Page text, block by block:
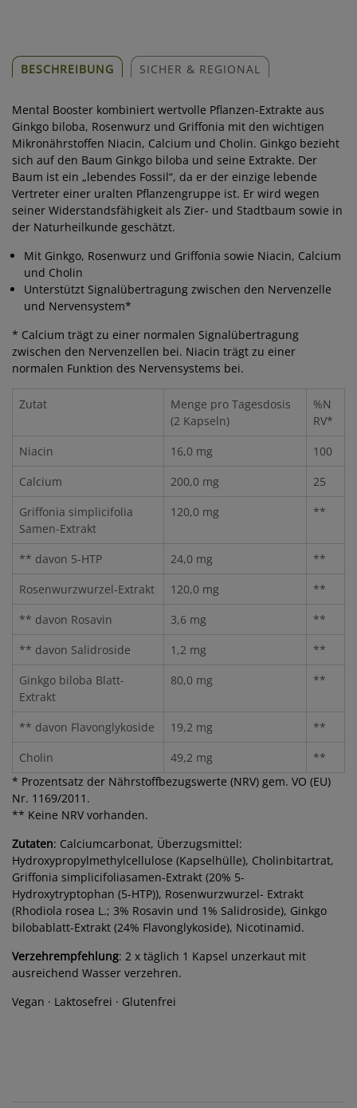
BESCHREIBUNG SICHER & REGIONAL
Mental Booster kombiniert wertvolle Pflanzen-Extrakte aus
Ginkgo biloba, Rosenwurz und Griffonia mit den wichtigen
Mikronährstoffen Niacin, Calcium und Cholin. Ginkgo bezieht
sich auf den Baum Ginkgo biloba und seine Extrakte. Der
Baum ist ein „lebendes Fossil“, da er der einzige lebende
Vertreter einer uralten Pflanzengruppe ist. Er wird wegen
seiner Widerstandsfähigkeit als Zier- und Stadtbaum sowie in
der Naturheilkunde geschätzt.
Mit Ginkgo, Rosenwurz und Griffonia sowie Niacin, Calcium
und Cholin
Unterstützt Signalübertragung zwischen den Nervenzelle
und Nervensystem*
* Calcium trägt zu einer normalen Signalübertragung
zwischen den Nervenzellen bei. Niacin trägt zu einer
normalen Funktion des Nervensystems bei.
Zutat
Menge pro Tagesdosis
(2 Kapseln)
%N
RV*
Niacin
16,0 mg
100
Calcium
200,0 mg
25
Griffonia simplicifolia
Samen-Extrakt
120,0 mg **
** davon 5-HTP 24,0 mg
**
Rosenwurzwurzel-Extrakt
120,0 mg
**
** davon Rosavin
3,6 mg
**
** davon Salidroside
1,2 mg
**
Ginkgo biloba Blatt-
Extrakt
80,0 mg **
** davon Flavonglykoside 19,2 mg
**
Cholin
49,2 mg
**
* Prozentsatz der Nährstoffbezugswerte (NRV) gem. VO (EU)
Nr. 1169/2011.
** Keine NRV vorhanden.
Zutaten: Calciumcarbonat, Überzugsmittel:
Hydroxypropylmethylcellulose (Kapselhülle), Cholinbitartrat,
Griffonia simplicifoliasamen-Extrakt (20% 5-
Hydroxytryptophan (5-HTP)), Rosenwurzwurzel- Extrakt
(Rhodiola rosea L.; 3% Rosavin und 1% Salidroside), Ginkgo
bilobablatt-Extrakt (24% Flavonglykoside), Nicotinamid.
Verzehrempfehlung: 2 x täglich 1 Kapsel unzerkaut mit
ausreichend Wasser verzehren.
Vegan · Laktosefrei · Glutenfrei